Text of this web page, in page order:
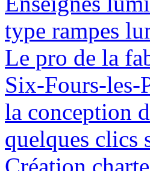
type rampes
Le pro de la
Six-Fours-les-
la conception
quelques clics
Création